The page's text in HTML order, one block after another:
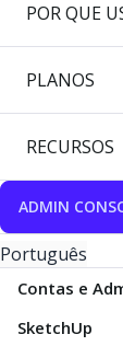
POR QUE
PLANOS
RECURSOS
ADMIN
Português
Contas e
SketchUp